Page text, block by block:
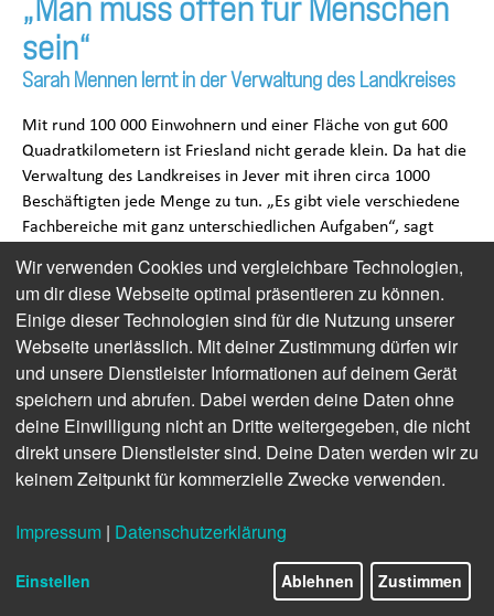
sein“
Sarah Mennen lernt in der Verwaltung des Landkreises
Mit rund 100 000 Einwohnern und einer Fläche von gut 600
Quadratkilometern ist Friesland nicht gerade klein. Da hat die
Verwaltung des Landkreises in Jever mit ihren circa 1000
Beschäftigten jede Menge zu tun. „Es gibt viele verschiedene
Fachbereiche mit ganz unterschiedlichen Aufgaben“, sagt
abwechslungsreich“, freut sich die 25-jährige Auszubildende,
die nach fast drei Jahren schon so gut wie fertig ist.
Theorie mal zwei
Insgesamt drei Jahre dauert für Sarah Mennen die in
Praxisteile und mehrere Theorieblöcke aufgeteilte Ausbildung
zur Verwaltungsfachangestellten. Zum einen gibt es wie in
Jever. Zum anderen gibt es dasNiedersächsische
Bildungszentrum Oldenburg(NSI), in dem auch die
Prüfungen abgenommen werden. Dabei hat das Absolvieren in
Blöcken mehrere Vorteile, beispielsweise dass die Azubis sich
Wir verwenden Cookies und vergleichbare Technologien,
um dir diese Webseite optimal präsentieren zu können.
Einige dieser Technologien sind für die Nutzung unserer
Webseite unerlässlich. Mit deiner Zustimmung dürfen wir
und unsere Dienstleister Informationen auf deinem Gerät
speichern und abrufen. Dabei werden deine Daten ohne
deine Einwilligung nicht an Dritte weitergegeben, die nicht
direkt unsere Dienstleister sind. Deine Daten werden wir zu
keinem Zeitpunkt für kommerzielle Zwecke verwenden.
Impressum | Datenschutzerklärung
Einstellen Ablehnen Zustimmen